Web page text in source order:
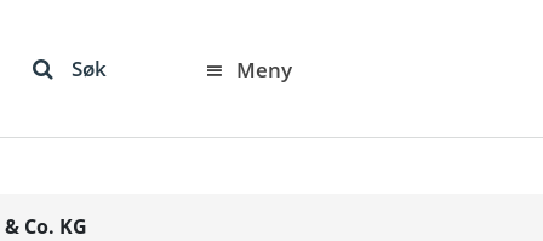
Søk Meny
Co. KG